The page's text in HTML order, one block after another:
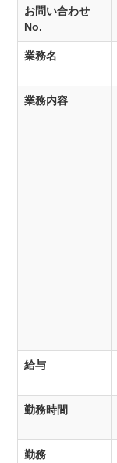
お問い合わせ
No.
業務名
業務内容
給与
勤務時間
勤務